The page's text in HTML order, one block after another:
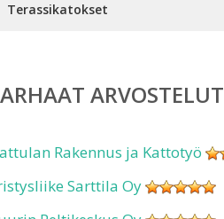
Terassikatokset
ARVOSTELUT
Rakennus ja Kattotyö
Sarttila Oy